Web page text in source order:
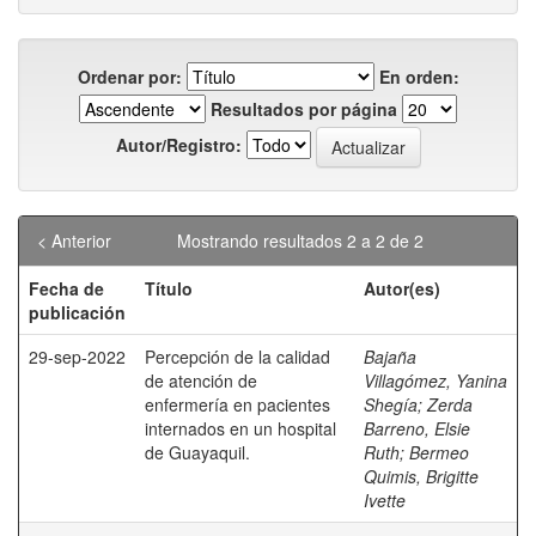
Ordenar por:
En orden:
Resultados por página
Autor/Registro:
Mostrando resultados 2 a 2 de 2
< Anterior
Fecha de
publicación
Título Autor(es)
29-sep-2022
Percepción de la calidad
de atención de
enfermería en pacientes
internados en un hospital
de Guayaquil.
Bajaña
Villagómez, Yanina
Shegía;Zerda
Barreno, Elsie
Ruth; Bermeo
Quimis, Brigitte
Ivette